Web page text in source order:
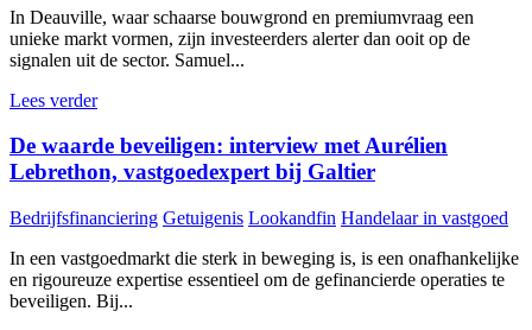
In Deauville, waar schaarse bouwgrond en premiumvraag een
unieke markt vormen, zijn investeerders alerter dan ooit op de
signalen uit de sector. Samuel...
Lees verder
De waarde beveiligen: interview met Aurélien
Lebrethon, vastgoedexpert bij Galtier
Bedrijfsfinanciering Getuigenis Lookandfin Handelaar in vastgoed
In een vastgoedmarkt die sterk in beweging is, is een onafhankelijke
en rigoureuze expertise essentieel om de gefinancierde operaties te
beveiligen. Bij...